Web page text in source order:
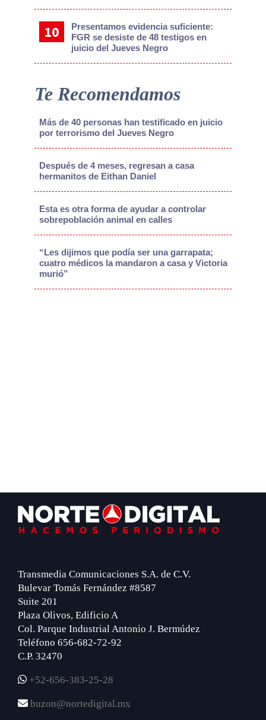
Presentamos evidencia suficiente:
FGR se desiste de 48 testigos en
juicio del Jueves Negro
Te Recomendamos
Más de 40 personas han testificado en juicio
por terrorismo del Jueves Negro
Después de 4 meses, regresan a casa
hermanitos de Eithan Daniel
Esta es otra forma de ayudar a controlar
sobrepoblación animal en calles
“Les dijimos que podía ser una garrapata;
cuatro médicos la mandaron a casa y Victoria
murió”
Footer
Transmedia Comunicaciones S.A. de C.V.
Bulevar Tomás Fernández #8587
Suite 201
Plaza Olivos, Edificio A
Col. Parque Industrial Antonio J. Bermúdez
Teléfono 656-682-72-92
C.P. 32470
+52-656-383-25-28
buzon@nortedigital.mx